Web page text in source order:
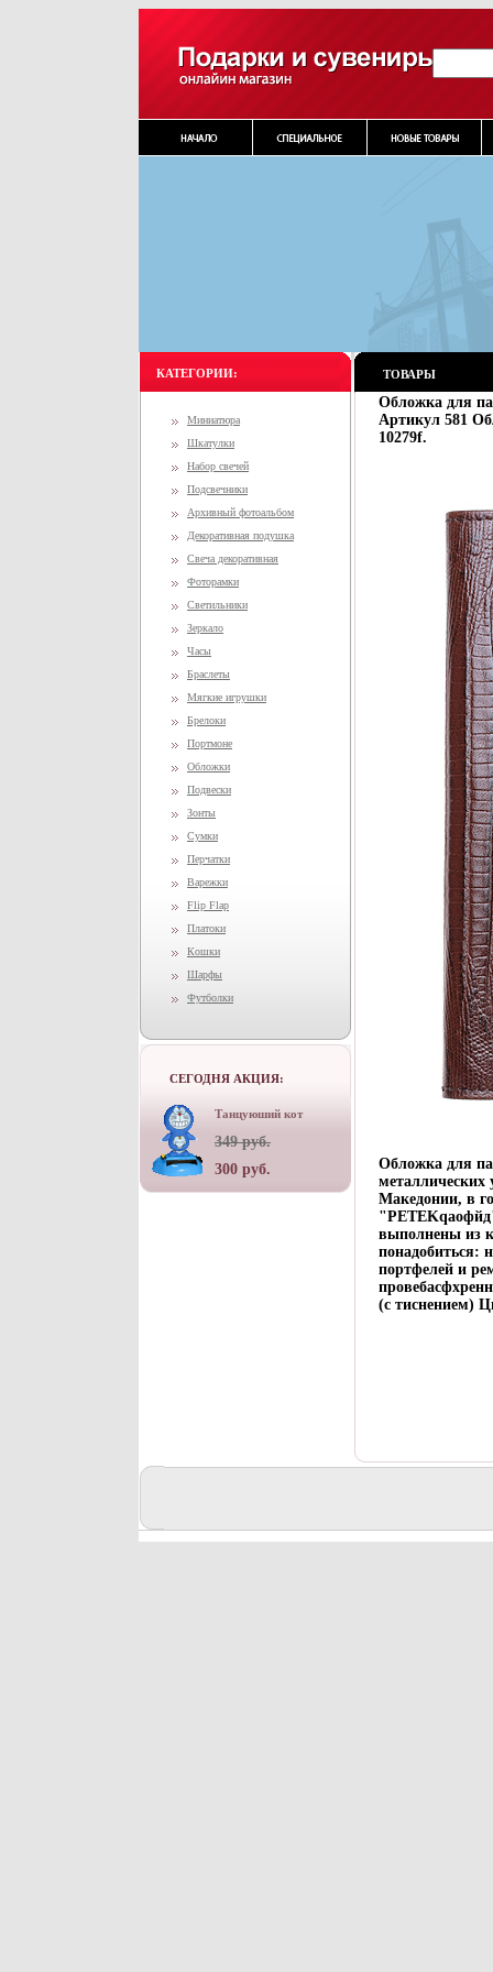
КАТЕГОРИИ:
Миниатюра
Шкатулки
Набор свечей
Подсвечники
Архивный фотоальбом
Декоративная подушка
Свеча декоративная
Фоторамки
Светильники
Зеркало
Часы
Браслеты
Мягкие игрушки
Брелоки
Портмоне
Обложки
Подвески
Зонты
Сумки
Перчатки
Варежки
Flip Flap
Платоки
Кошки
Шарфы
Футболки
СЕГОДНЯ АКЦИЯ:
Танцуюший кот
349 руб.
300 руб.
ТОВАРЫ
Обложка для
Артикул 581
10279f.
Обложка для
Македонии, в
выполнены из
понадобиться:
портфелей и
(с тиснением)